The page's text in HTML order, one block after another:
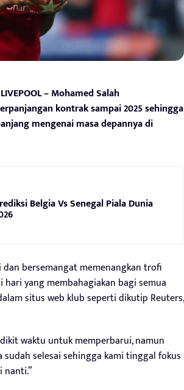
– Mohamed Salah
kontrak sampai 2025 sehingga
mengenai masa depannya di
Belgia Vs Senegal Piala Dunia
dan bersemangat memenangkan trofi
hari yang membahagiakan bagi semua
situs web klub seperti dikutip Reuters,
waktu untuk memperbarui, namun
sudah selesai sehingga kami tinggal fokus
nanti.”